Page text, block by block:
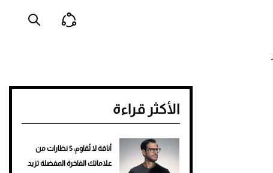
الأكثر قراءة
أناقة لا تُقاوم: 5 نظارات من
علاماتك الفاخرة المفضلة تزيد